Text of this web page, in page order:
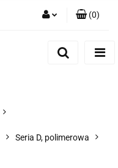
(0)
Seria D, polimerowa